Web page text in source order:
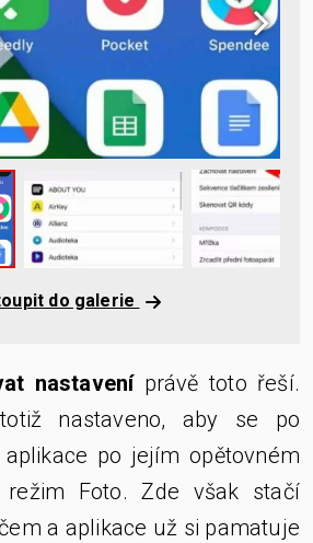
do galerie
nastaveníprávě toto řeší.
nastaveno, aby se po
po jejím opětovném
režim Foto. Zde však stačí
a aplikace už si pamatuje